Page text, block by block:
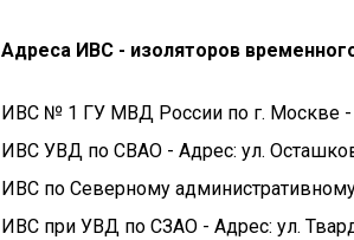
Адреса ИВС - изоляторов
ИВС № 1 ГУ МВД России по г. Москве -
ИВС УВД по СВАО - Адрес: ул.
ИВС по Северному
ИВС при УВД по СЗАО - Адрес: ул.